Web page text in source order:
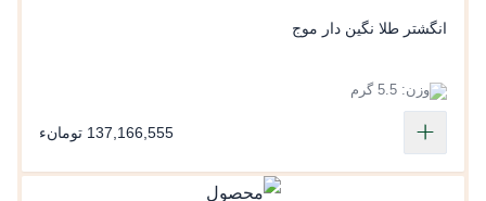
انگشتر طلا نگین دار موج
وزن: 5.5 گرم
137,166,555 تومانء